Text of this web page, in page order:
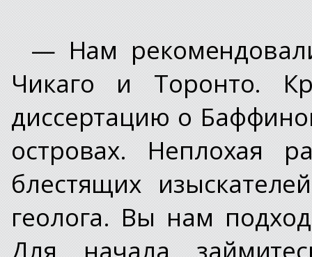
— Нам
Чикаго и Торонто.
диссертацию о
островах. Неплохая
блестящих
геолога. Вы нам
Для начала